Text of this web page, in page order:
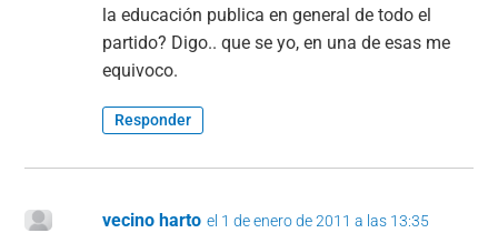
la educación publica en general de todo el
partido? Digo.. que se yo, en una de esas me
equivoco.
Responder
vecino harto el 1 de enero de 2011 a las 13:35